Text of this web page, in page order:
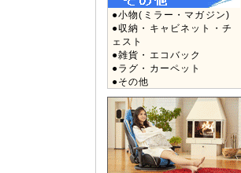
●小物(ミラー・マガジン)
●収納・キャビネット・チ
ェスト
●雑貨・エコバック
●ラグ・カーペット
●その他